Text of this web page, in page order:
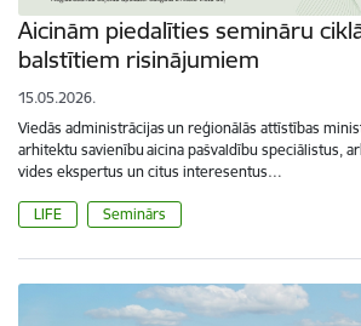
Aicinām piedalīties semināru
balstītiem risinājumiem
15.05.2026.
Viedās administrācijas un reģionālās attīstības
arhitektu savienību aicina pašvaldību speciālistus,
vides ekspertus un citus interesentus…
LIFE Seminārs